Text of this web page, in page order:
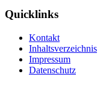
Quicklinks
Kontakt
Inhaltsverzeichnis
Impressum
Datenschutz